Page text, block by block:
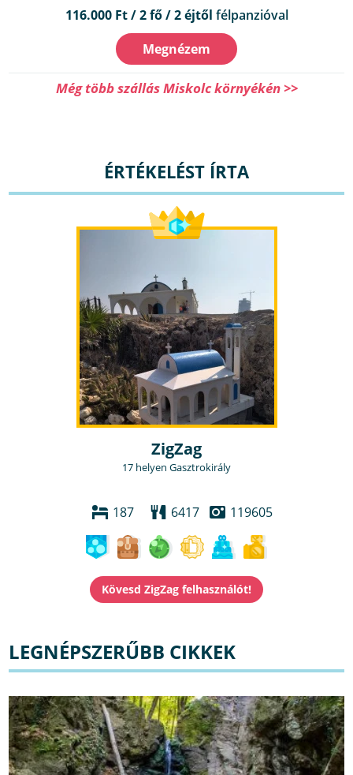
116.000 Ft / 2 fő / 2 éjtől félpanzióval
Megnézem
Még több szállás Miskolc környékén >>
ÉRTÉKELÉST ÍRTA
ZigZag
17 helyen Gasztrokirály
187 6417 119605
LEGNÉPSZERŰBB CIKKEK